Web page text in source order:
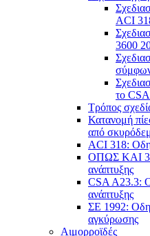
ACI
3600
το
Τρόπος
Κατανομή
από
ACI 318:
ΟΠΩΣ ΚΑΙ
ανάπτυξης
CSA A23.3:
ανάπτυξης
ΣΕ 1992:
αγκύρωσης
Αιμορροϊδές